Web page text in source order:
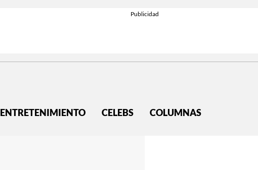
ENTRETENIMIENTO CELEBS COLUMNAS